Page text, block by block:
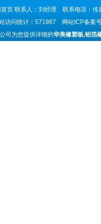
页 联系人：刘经理 联系电话：
访问统计：571967 网站ICP备案
司为您提供详细的华美橡塑板,铝箔